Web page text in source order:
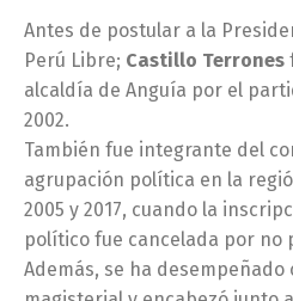
Antes de postular a la
Perú Libre; Castillo Terrones
alcaldía de Anguía por el
2002.
También fue integrante del
agrupación política en la
2005 y 2017, cuando la
político fue cancelada por no
Además, se ha